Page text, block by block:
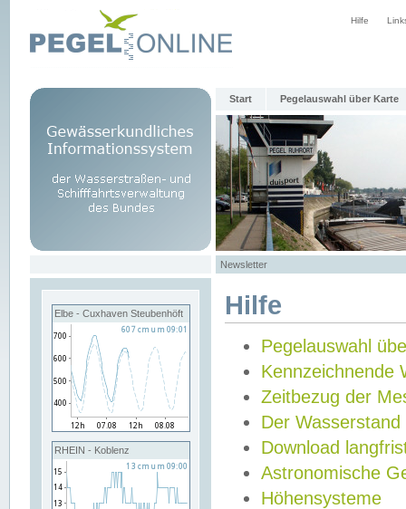
Hilfe
Start Pegelauswahl über Karte
Newsletter
Elbe - Cuxhaven Steubenhöft
RHEIN - Koblenz
Hilfe
Pegelauswahl
Kennzeichnende
Zeitbezug der
Der Wasserstand
Download
Astronomische
Höhensysteme